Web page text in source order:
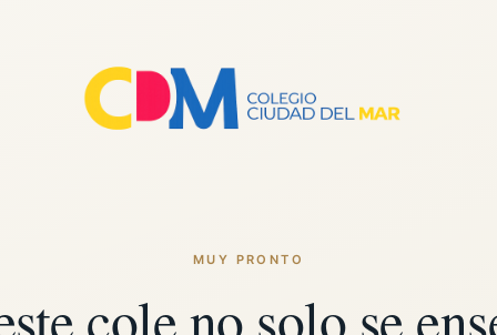
MUY PRONTO
cole no solo se